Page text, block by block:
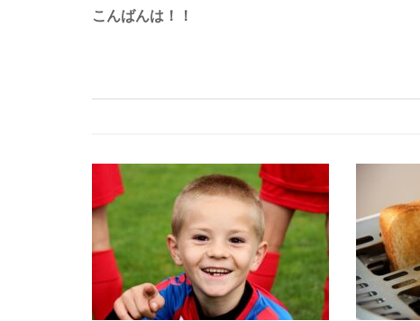
稿
ゲ
ー
シ
ョ
こんばんは！！